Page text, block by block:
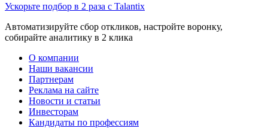
Ускорьте подбор в 2 раза с Talantix
Автоматизируйте сбор откликов, настройте воронку,
собирайте аналитику в 2 клика
О компании
Наши вакансии
Партнерам
Реклама на сайте
Новости и статьи
Инвесторам
Кандидаты по профессиям